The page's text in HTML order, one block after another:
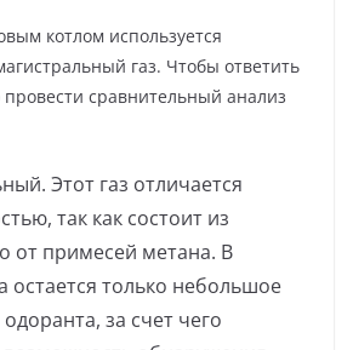
котлом используется
газ. Чтобы ответить
сравнительный анализ
Этот газ отличается
так как состоит из
от примесей метана. В
остается только небольшое
за счет чего